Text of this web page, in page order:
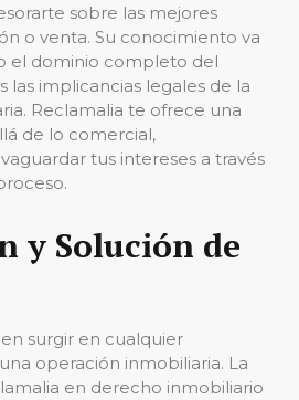
sobre las mejores
o venta. Su conocimiento va
el dominio completo del
las implicancias legales de la
Reclamalia te ofrece una
de lo comercial,
tus intereses a través
y Solución de
surgir en cualquier
operación inmobiliaria. La
en derecho inmobiliario